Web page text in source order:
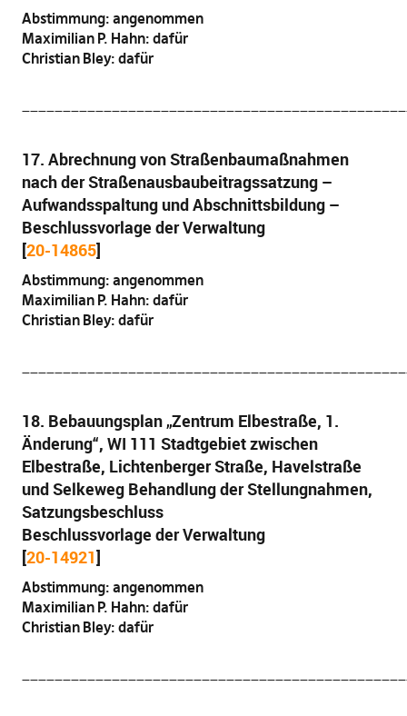
Abstimmung: angenommen
Maximilian P. Hahn: dafür
Christian Bley: dafür
17. Abrechnung von Straßenbaumaßnahmen
nach der Straßenausbaubeitragssatzung –
Aufwandsspaltung und Abschnittsbildung –
Beschlussvorlage der Verwaltung
[20-14865]
Abstimmung: angenommen
Maximilian P. Hahn: dafür
Christian Bley: dafür
18. Bebauungsplan „Zentrum Elbestraße, 1.
Änderung“, WI 111 Stadtgebiet zwischen
Elbestraße, Lichtenberger Straße, Havelstraße
und Selkeweg Behandlung der Stellungnahmen,
Satzungsbeschluss
Beschlussvorlage der Verwaltung
[20-14921]
Abstimmung: angenommen
Maximilian P. Hahn: dafür
Christian Bley: dafür